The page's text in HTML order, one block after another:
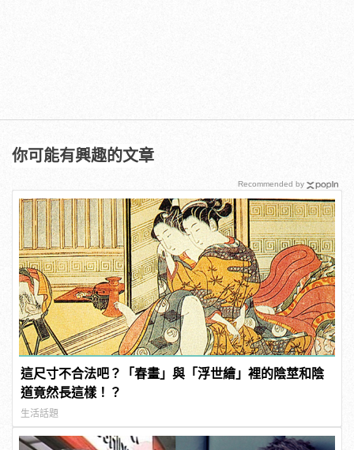
你可能有興趣的文章
這尺寸不合法吧？「春畫」與「浮世繪」裡的陰莖和陰
道竟然長這樣！？
生活話題
Recommended by